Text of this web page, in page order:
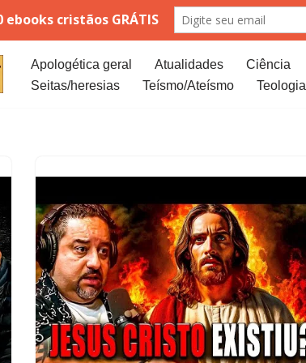
Apologética geral Atualidades Ciência
Seitas/heresias
Teísmo/Ateísmo Teologia